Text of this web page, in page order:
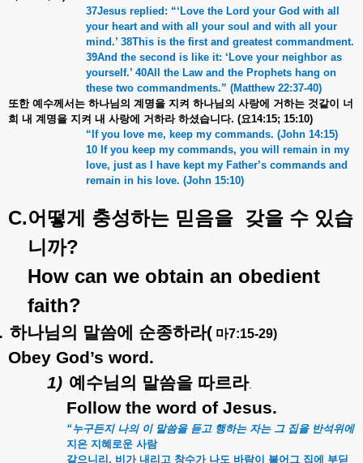
37Jesus replied: “‘ Love the Lord your God with all
your heart and with all your soul and with all your
mind.’ 38This is the first and greatest commandment.
39And the second is like it: ‘ Love your neighbor as
yourself.’ 40All the Law and the Prophets hang on
these two commandments.” (Matthew 22:37-40)
또한 예수께서는 하나님의 계명을 지켜 하나님의 사랑에 거하는 것같이
너
희 내 계명을 지켜 내 사랑에 거하라 하셨습니다. (요14:15; 15:10)
“If you love me, keep my commands. (John 14:15)
10 If you keep my commands, you will remain in my
love, just as I have kept my Father’s commands and
remain in his love. (John 15:10)
C.어떻게 충성하는 믿음을 갖을 수 있습
니까?
How can we obtain an obedient
faith?
하나님의 말씀에 순종하라( 마7:15-29)
Obey God’s word.
1) 예수님의 말씀을 따르라.
Follow the word of Jesus.
“누구든지 나의 이 말씀을 듣고 행하는 자는 그 집을 반석위에
지은 지혜로운 사람
같으니리 . 비가 내리고 창수가 나도 바람이 불어그 집에 부딛